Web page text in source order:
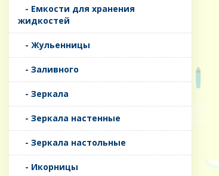
- Емкости для хранения
жидкостей
- Жульенницы
- Заливного
- Зеркала
- Зеркала настенные
- Зеркала настольные
- Икорницы